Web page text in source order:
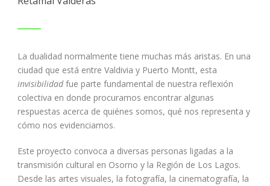
La dualidad normalmente tiene muchas más aristas. En una
ciudad que está entre Valdivia y Puerto Montt, esta
invisibilidadfue parte fundamental de nuestra reflexión
colectiva en donde procuramos encontrar algunas
respuestas acerca de quiénes somos, qué nos representa y
cómo nos evidenciamos.
Este proyecto convoca a diversas personas ligadas a la
transmisión cultural en Osorno y la Región de Los Lagos.
Desde las artes visuales, la fotografía, la cinematografía, la